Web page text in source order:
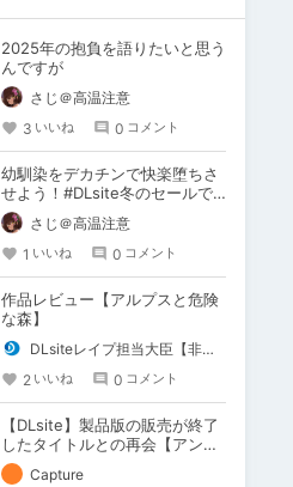
2025年の抱負を語りたいと思う
んですが
さじ＠高温注意
3 いいね 0 コメント
幼馴染をデカチンで快楽堕ちさ
せよう！#DLsite冬のセールで
買ったもの
さじ＠高温注意
1 いいね 0 コメント
作品レビュー【アルプスと危険
な森】
DLsiteレイプ担当大臣【非公式】
2 いいね 0 コメント
【DLsite】製品版の販売が終了
したタイトルとの再会【アンテ
ナ】
Capture